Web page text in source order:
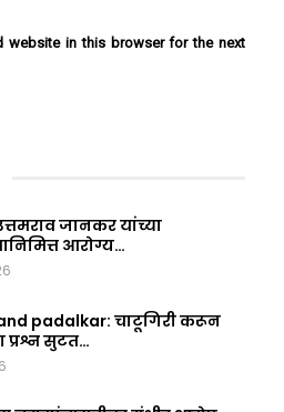
website in this browser for the next
जानकर यांच्या
आरोग्य…
padalkar: चाटूगिरी करून
प्रश्न सुटत…